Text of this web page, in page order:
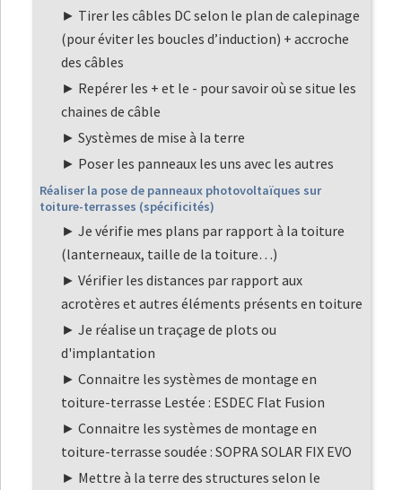
Tirer les câbles DC selon le plan de calepinage
(pour éviter les boucles d’induction) + accroche
des câbles
Repérer les + et le - pour savoir où se situe les
chaines de câble
Systèmes de mise à la terre
Poser les panneaux les uns avec les autres
Réaliser la pose de panneaux photovoltaïques sur
toiture-terrasses (spécificités)
Je vérifie mes plans par rapport à la toiture
(lanterneaux, taille de la toiture…)
Vérifier les distances par rapport aux
acrotères et autres éléments présents en toiture
Je réalise un traçage de plots ou
d'implantation
Connaitre les systèmes de montage en
toiture-terrasse Lestée : ESDEC Flat Fusion
Connaitre les systèmes de montage en
toiture-terrasse soudée : SOPRA SOLAR FIX EVO
Mettre à la terre des structures selon le